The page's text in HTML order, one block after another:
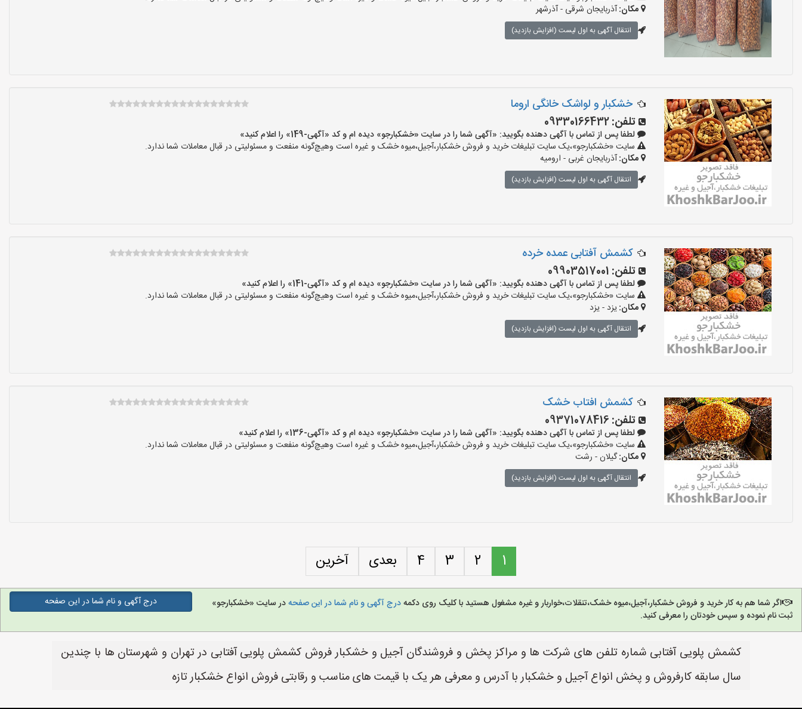
مکان:آذربایجان شرقی - آذرشهر
انتقال آگهی به اول لیست (افزایش بازدید)
خشکبار و لواشک خانگی اروما
تلفن:09330166432
لطفا پس از تماس با آگهی دهنده بگویید: «آگهی شما را در سایت «خشکبارجو» دیده ام و کد «آگهی-149» را اعلام کنید»
سایت «خشکبارجو»،یک سایت تبلیغات خرید و فروش خشکبار،آجیل،میوه خشک و غیره است وهیچ‌گونه منفعت و مسئولیتی در قبال معاملات شما ندارد.
مکان:آذربایجان غربی - ارومیه
انتقال آگهی به اول لیست (افزایش بازدید)
کشمش آفتابی عمده خرده
تلفن: 09903517001
لطفا پس از تماس با آگهی دهنده بگویید: «آگهی شما را در سایت «خشکبارجو» دیده ام و کد «آگهی-141» را اعلام کنید»
سایت «خشکبارجو»،یک سایت تبلیغات خرید و فروش خشکبار،آجیل،میوه خشک و غیره است وهیچ‌گونه منفعت و مسئولیتی در قبال معاملات شما ندارد.
مکان:یزد - یزد
انتقال آگهی به اول لیست (افزایش بازدید)
کشمش افتاب خشک
تلفن: 09371078416
لطفا پس از تماس با آگهی دهنده بگویید: «آگهی شما را در سایت «خشکبارجو» دیده ام و کد «آگهی-136» را اعلام کنید»
سایت «خشکبارجو»،یک سایت تبلیغات خرید و فروش خشکبار،آجیل،میوه خشک و غیره است وهیچ‌گونه منفعت و مسئولیتی در قبال معاملات شما ندارد.
مکان:گیلان - رشت
انتقال آگهی به اول لیست (افزایش بازدید)
1
2
3
4 بعدی آخرین
اگر شما هم به کار خرید و فروش خشکبار،آجیل،میوه خشک،تنقلات،خواربار و غیره مشغول هستید با کلیک روی دکمهدرج آگهی و نام شما در این صفحهدر سایت «خشکبارجو»
ثبت نام نموده و سپس خودتان را معرفی کنید.
درج آگهی و نام شما در این صفحه
کشمش پلویی آفتابی شماره تلفن های شرکت ها و مراکز پخش و فروشندگان آجیل و خشکبار فروش کشمش پلویی آفتابی در تهران و شهرستان ها با چندین
سال سابقه کارفروش و پخش انواع آجیل و خشکبار با آدرس و معرفی هر یک با قیمت های مناسب و رقابتی فروش انواع خشکبار تازه